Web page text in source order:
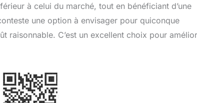
à celui du marché, tout en bénéficiant d’une
une option à envisager pour quiconque
raisonnable. C’est un excellent choix pour